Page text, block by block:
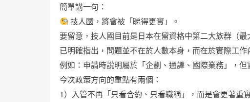
簡單講一句：
技人國，將會被「睇得更實」。
要留意，技人國目前是日本在留資格中第二大族群（
已明確指出，問題並不在於人數本身，而在於實際工
例如：申請時說明屬於「企劃、通譯、國際業務」，
今次政策方向的重點有兩個：
1）入管不再「只看合約、只看職稱」，而是會更著重